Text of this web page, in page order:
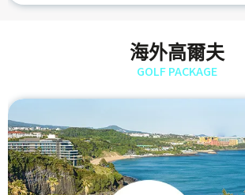
海外高爾夫
GOLF PACKAGE